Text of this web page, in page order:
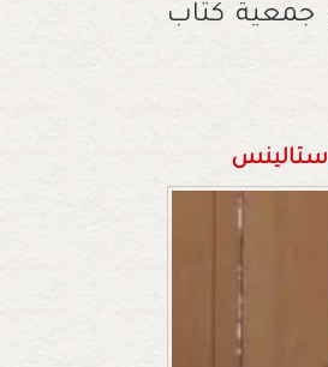
جمعية كتاب
ستالينس